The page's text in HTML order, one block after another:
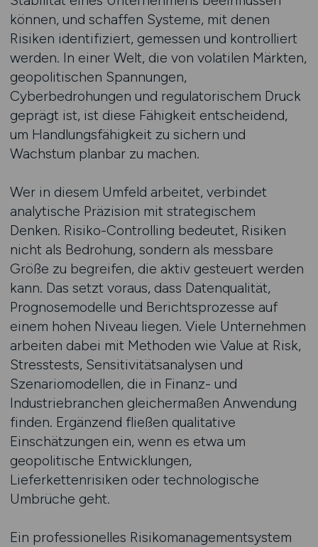
können, und schaffen Systeme, mit denen
Risiken identifiziert, gemessen und kontrolliert
werden. In einer Welt, die von volatilen Märkten,
geopolitischen Spannungen,
Cyberbedrohungen und regulatorischem Druck
geprägt ist, ist diese Fähigkeit entscheidend,
um Handlungsfähigkeit zu sichern und
Wachstum planbar zu machen.
Wer in diesem Umfeld arbeitet, verbindet
analytische Präzision mit strategischem
Denken. Risiko-Controlling bedeutet, Risiken
nicht als Bedrohung, sondern als messbare
Größe zu begreifen, die aktiv gesteuert werden
kann. Das setzt voraus, dass Datenqualität,
Prognosemodelle und Berichtsprozesse auf
einem hohen Niveau liegen. Viele Unternehmen
arbeiten dabei mit Methoden wie Value at Risk,
Stresstests, Sensitivitätsanalysen und
Szenariomodellen, die in Finanz- und
Industriebranchen gleichermaßen Anwendung
finden. Ergänzend fließen qualitative
Einschätzungen ein, wenn es etwa um
geopolitische Entwicklungen,
Lieferkettenrisiken oder technologische
Umbrüche geht.
Ein professionelles Risikomanagementsystem